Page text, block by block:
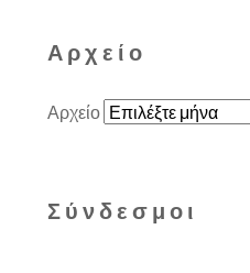
Αρχείο
Αρχείο
Σύνδεσμοι